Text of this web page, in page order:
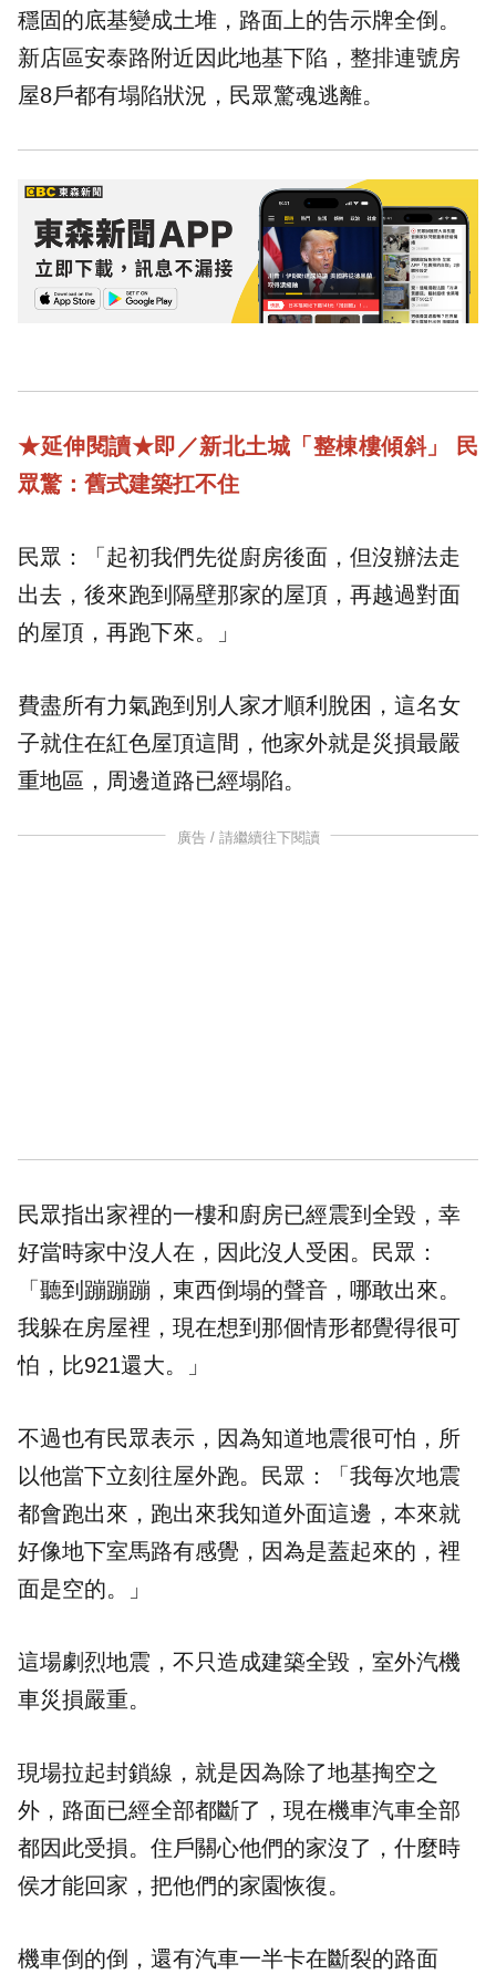
穩固的底基變成土堆，路面上的告示牌全倒。
新店區安泰路附近因此地基下陷，整排連號房
屋8戶都有塌陷狀況，民眾驚魂逃離。
★延伸閱讀★即／新北土城「整棟樓傾斜」 民
眾驚：舊式建築扛不住
民眾：「起初我們先從廚房後面，但沒辦法走
出去，後來跑到隔壁那家的屋頂，再越過對面
的屋頂，再跑下來。」
費盡所有力氣跑到別人家才順利脫困，這名女
子就住在紅色屋頂這間，他家外就是災損最嚴
重地區，周邊道路已經塌陷。
廣告 / 請繼續往下閱讀
民眾指出家裡的一樓和廚房已經震到全毀，幸
好當時家中沒人在，因此沒人受困。民眾：
「聽到蹦蹦蹦，東西倒塌的聲音，哪敢出來。
我躲在房屋裡，現在想到那個情形都覺得很可
怕，比921還大。」
不過也有民眾表示，因為知道地震很可怕，所
以他當下立刻往屋外跑。民眾：「我每次地震
都會跑出來，跑出來我知道外面這邊，本來就
好像地下室馬路有感覺，因為是蓋起來的，裡
面是空的。」
這場劇烈地震，不只造成建築全毀，室外汽機
車災損嚴重。
現場拉起封鎖線，就是因為除了地基掏空之
外，路面已經全部都斷了，現在機車汽車全部
都因此受損。住戶關心他們的家沒了，什麼時
侯才能回家，把他們的家園恢復。
機車倒的倒，還有汽車一半卡在斷裂的路面